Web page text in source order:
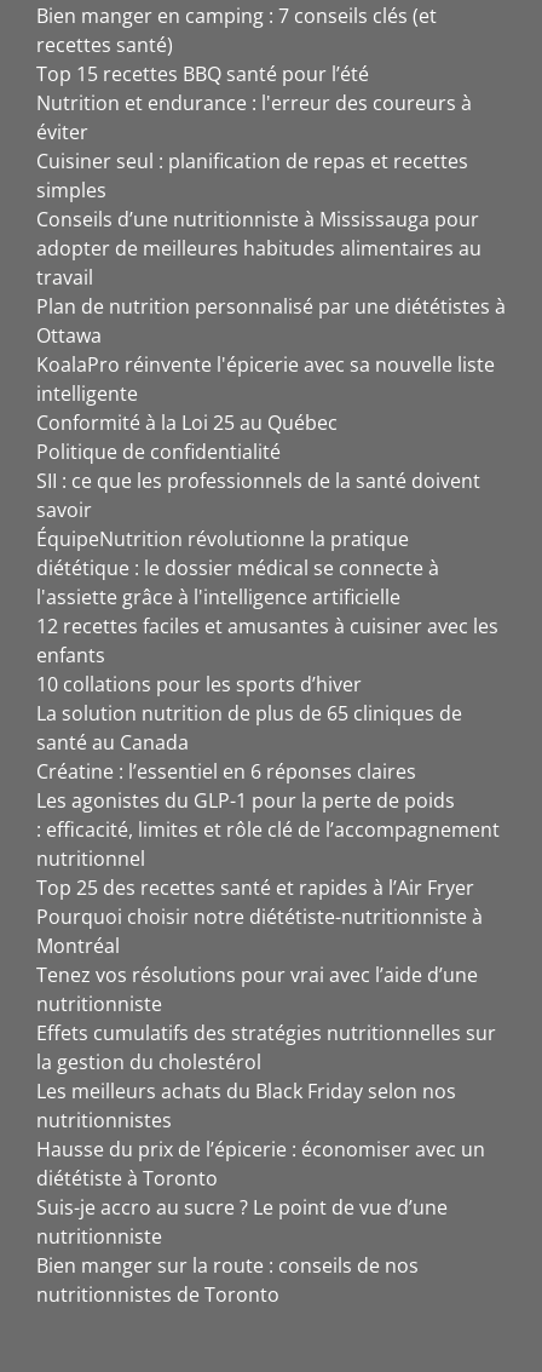
Bien manger en camping : 7 conseils clés (et
recettes santé)
Top 15 recettes BBQ santé pour l’été
Nutrition et endurance : l'erreur des coureurs à
éviter
Cuisiner seul : planification de repas et recettes
simples
Conseils d’une nutritionniste à Mississauga pour
adopter de meilleures habitudes alimentaires au
travail
Plan de nutrition personnalisé par une diététistes à
Ottawa
KoalaPro réinvente l'épicerie avec sa nouvelle liste
intelligente
Conformité à la Loi 25 au Québec
Politique de confidentialité
SII : ce que les professionnels de la santé doivent
savoir
ÉquipeNutrition révolutionne la pratique
diététique : le dossier médical se connecte à
l'assiette grâce à l'intelligence artificielle
12 recettes faciles et amusantes à cuisiner avec les
enfants
10 collations pour les sports d’hiver
La solution nutrition de plus de 65 cliniques de
santé au Canada
Créatine : l’essentiel en 6 réponses claires
Les agonistes du GLP-1 pour la perte de poids
: efficacité, limites et rôle clé de l’accompagnement
nutritionnel
Top 25 des recettes santé et rapides à l’Air Fryer
Pourquoi choisir notre diététiste-nutritionniste à
Montréal
Tenez vos résolutions pour vrai avec l’aide d’une
nutritionniste
Effets cumulatifs des stratégies nutritionnelles sur
la gestion du cholestérol
Les meilleurs achats du Black Friday selon nos
nutritionnistes
Hausse du prix de l’épicerie : économiser avec un
diététiste à Toronto
Suis-je accro au sucre ? Le point de vue d’une
nutritionniste
Bien manger sur la route : conseils de nos
nutritionnistes de Toronto